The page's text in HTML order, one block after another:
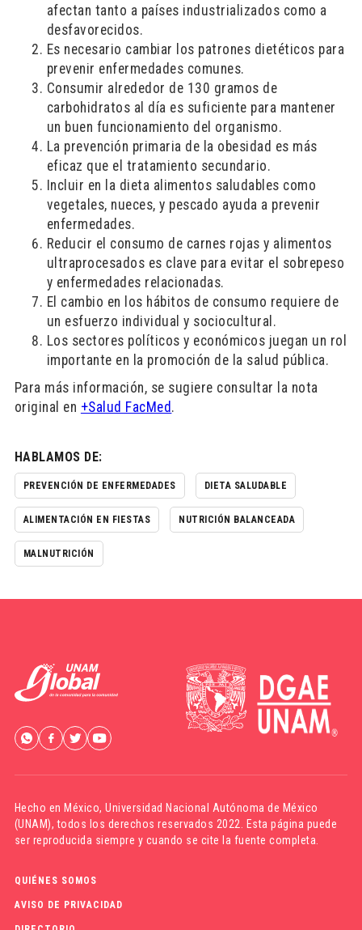
afectan tanto a países industrializados como a
desfavorecidos.
Es necesario cambiar los patrones dietéticos para
prevenir enfermedades comunes.
Consumir alrededor de 130 gramos de
carbohidratos al día es suficiente para mantener
un buen funcionamiento del organismo.
La prevención primaria de la obesidad es más
eficaz que el tratamiento secundario.
Incluir en la dieta alimentos saludables como
vegetales, nueces, y pescado ayuda a prevenir
enfermedades.
Reducir el consumo de carnes rojas y alimentos
ultraprocesados es clave para evitar el sobrepeso
y enfermedades relacionadas.
El cambio en los hábitos de consumo requiere de
un esfuerzo individual y sociocultural.
Los sectores políticos y económicos juegan un rol
importante en la promoción de la salud pública.
Para más información, se sugiere consultar la nota
original en +Salud FacMed .
HABLAMOS DE:
PREVENCIÓN DE ENFERMEDADES DIETA SALUDABLE
ALIMENTACIÓN EN FIESTAS NUTRICIÓN BALANCEADA
MALNUTRICIÓN
Hecho en México,Universidad Nacional Autónoma de México
(UNAM), todos los derechos reservados 2022. Esta página puede
ser reproducida siempre y cuando se cite la fuente completa.
QUIÉNES SOMOS
AVISO DE PRIVACIDAD